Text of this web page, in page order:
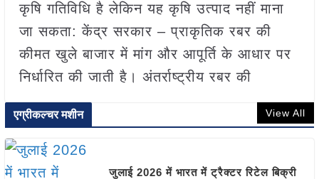
कृषि गतिविधि है लेकिन यह कृषि उत्पाद नहीं माना
जा सकता: केंद्र सरकार – प्राकृतिक रबर की
कीमत खुले बाजार में मांग और आपूर्ति के आधार पर
निर्धारित की जाती है। अंतर्राष्ट्रीय रबर की
एग्रीकल्चर मशीन View All
जुलाई 2026 में भारत में ट्रैक्टर रिटेल बिक्री